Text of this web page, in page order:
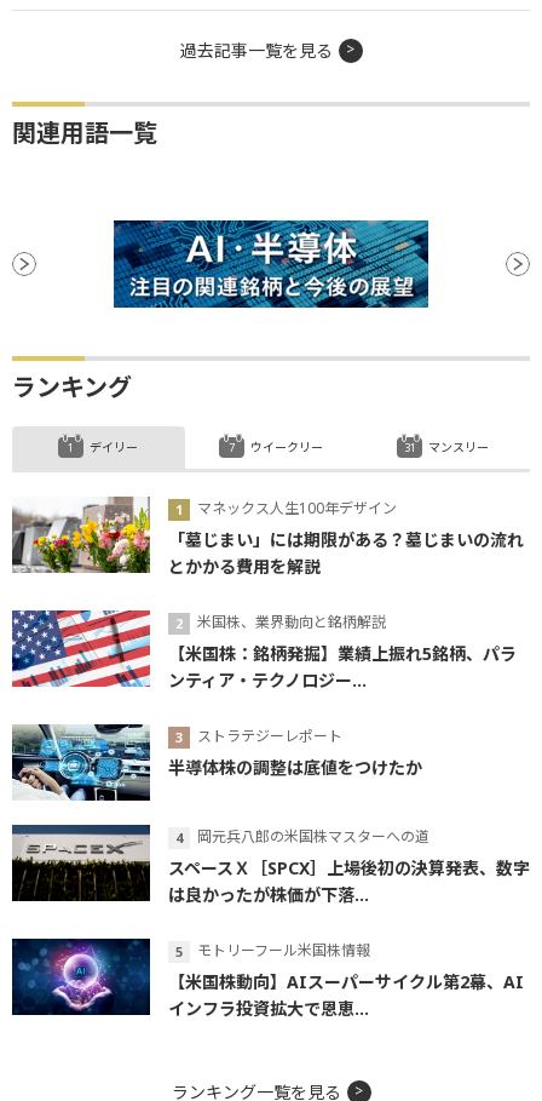
過去記事一覧を見る
関連用語一覧
ランキング
デイリー
マネックス人生100年デザイン
「墓じまい」には期限がある？墓じまいの流れ
とかかる費用を解説
米国株、業界動向と銘柄解説
【米国株：銘柄発掘】業績上振れ5銘柄、パラ
ンティア・テクノロジー...
ストラテジーレポート
半導体株の調整は底値をつけたか
岡元兵八郎の米国株マスターへの道
スペースＸ［SPCX］上場後初の決算発表、数字
は良かったが株価が下落...
モトリーフール米国株情報
【米国株動向】AIスーパーサイクル第2幕、AI
インフラ投資拡大で恩恵...
ウイークリー マンスリー
ランキング一覧を見る